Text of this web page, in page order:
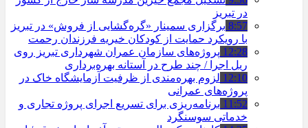
در تبریز
8:57 برگزاری سمینار «گره‌گشایی از فروش» در تبریز
با رویکرد حمایت از کودکان خیریه فرزندان رحمت
12:28 پروژه‌های سازمان عمران شهرداری تبریز روی
ریل اجرا / چند طرح در آستانه بهره‌برداری
12:10 لزوم بهره‌مندی از ظرفیت آزمایشگاه خاک در
پروژه‌های عمرانی
11:52 برنامه‌ریزی برای تسریع اجرای پروژه تجاری و
خدماتی سوسنگرد